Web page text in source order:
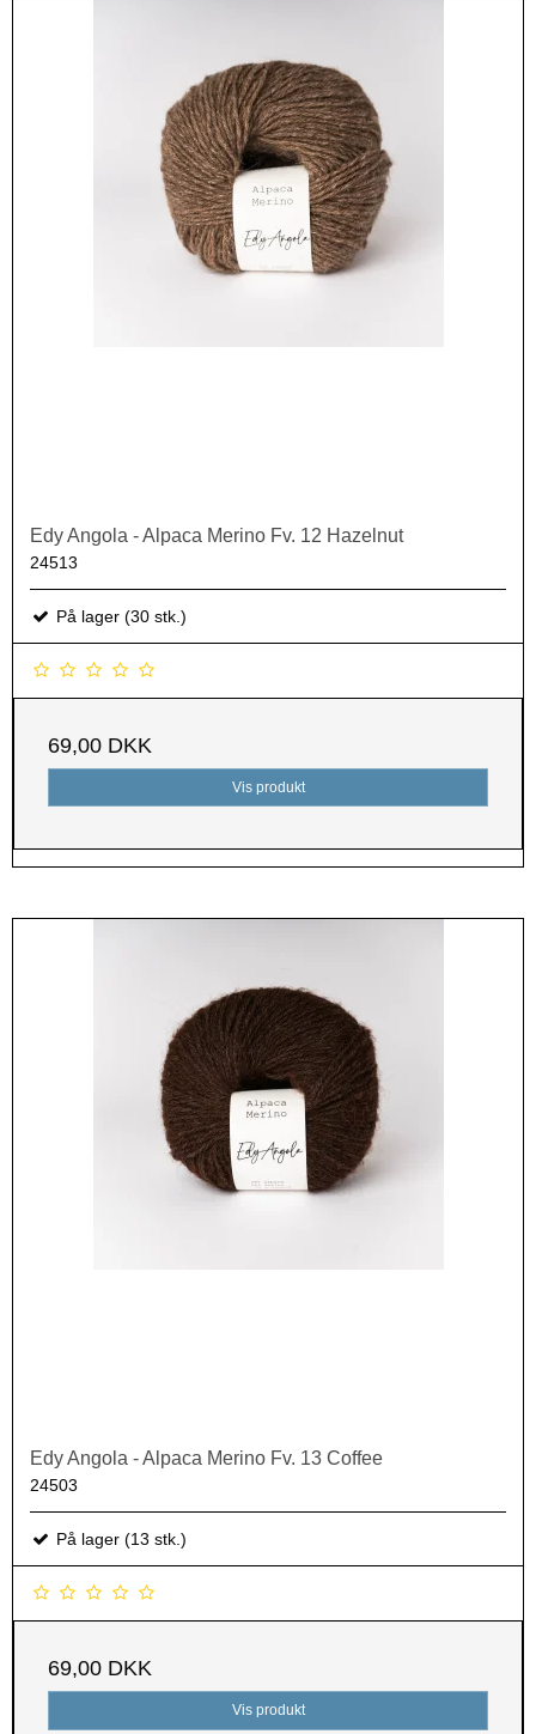
Edy Angola - Alpaca Merino Fv. 12 Hazelnut
24513
På lager (30 stk.)
69,00 DKK
Vis produkt
Edy Angola - Alpaca Merino Fv. 13 Coffee
24503
På lager (13 stk.)
69,00 DKK
Vis produkt